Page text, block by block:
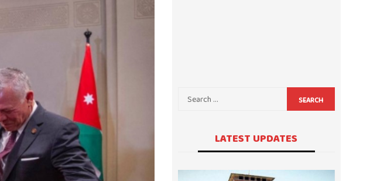
SEARCH
LATEST UPDATES